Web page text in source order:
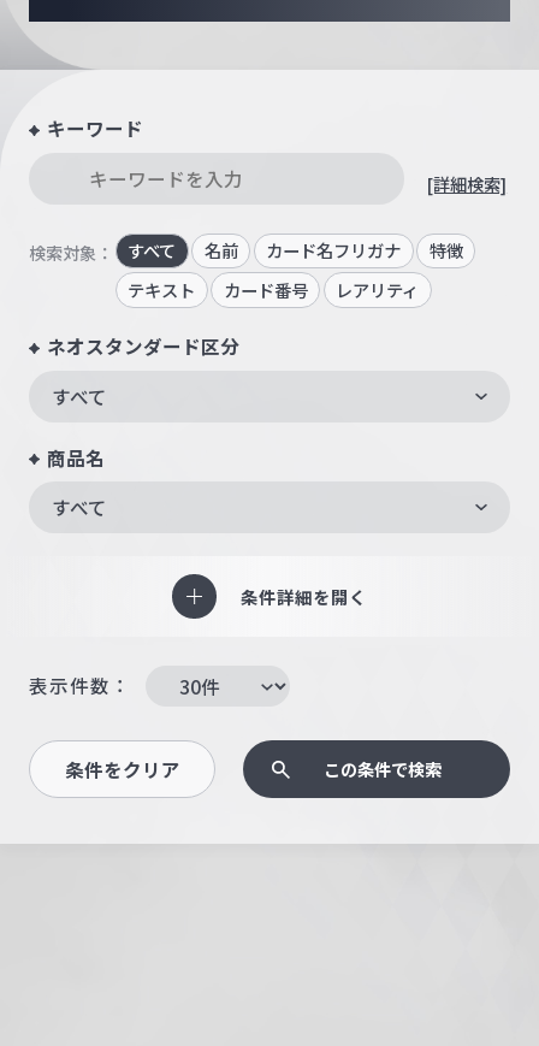
キーワード
[詳細検索]
検索対象： すべて 名前 カード名フリガナ
特徴
テキスト
カード番号 レアリティ
ネオスタンダード区分
すべて
商品名
すべて
条件詳細を開く
表示件数：
条件をクリア この条件で検索